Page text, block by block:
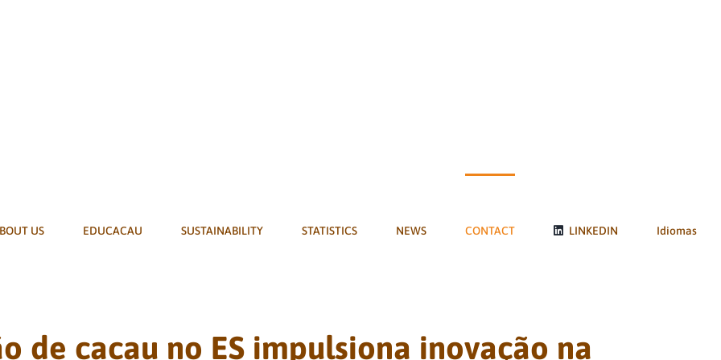
US EDUCACAU SUSTAINABILITY STATISTICS NEWS CONTACT LINKEDIN Idiomas
de cacau no ES impulsiona inovação na